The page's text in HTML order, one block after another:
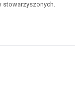
stowarzyszonych.